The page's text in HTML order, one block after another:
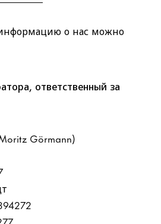
о нас можно
ответственный за
Görmann)